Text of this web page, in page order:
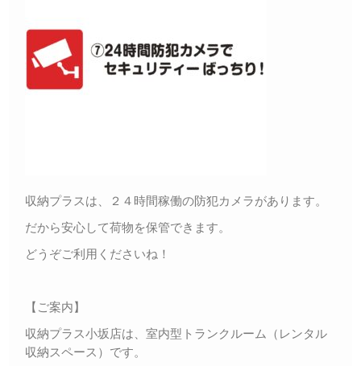
収納プラスは、２４時間稼働の防犯カメラがあります。
だから安心して荷物を保管できます。
どうぞご利用くださいね！
【ご案内】
収納プラス小坂店は、室内型トランクルーム（レンタル
収納スペース）です。